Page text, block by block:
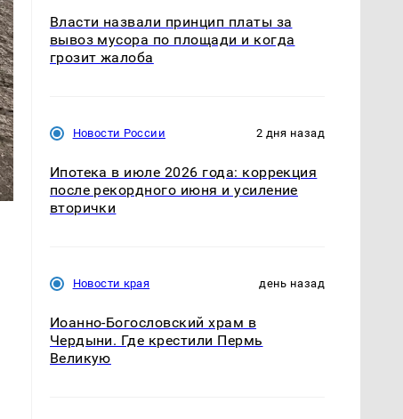
Власти назвали принцип платы за
вывоз мусора по площади и когда
грозит жалоба
Новости России 2 дня назад
Ипотека в июле 2026 года: коррекция
после рекордного июня и усиление
вторички
Новости края день назад
Иоанно-Богословский храм в
Чердыни. Где крестили Пермь
Великую